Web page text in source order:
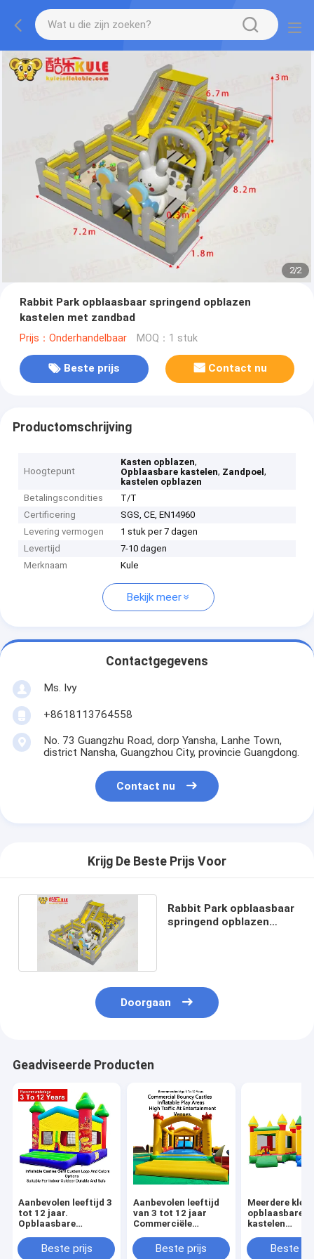
2/2
Rabbit Park opblaasbaar springend opblazen
kastelen met zandbad
Prijs：Onderhandelbaar MOQ：1 stuk
Beste prijs Contact nu
Productomschrijving
Hoogtepunt
Kasten opblazen,
Opblaasbare kastelen, Zandpoel,
kastelen opblazen
Betalingscondities
T/T
Certificering
SGS, CE, EN14960
Levering vermogen
1 stuk per 7 dagen
Levertijd
7-10 dagen
Merknaam
Kule
Bekijk meer
Contactgegevens
Ms. Ivy
+8618113764558
No. 73 Guangzhu Road, dorp Yansha, Lanhe Town,
district Nansha, Guangzhou City, provincie Guangdong.
Contact nu
Krijg De Beste Prijs Voor
Rabbit Park opblaasbaar
springend opblazen
Doorgaan
Geadviseerde Producten
Aanbevolen leeftijd 3
tot 12 jaar.
Opblaasbare
aangepaste logo- en
kleuropties. Geschikt
Beste prijs
Aanbevolen leeftijd
van 3 tot 12 jaar
Commerciële
opblaasbare
speelruimten
Beste prijs
Meerdere
opblaasbare
kastelen
opvouwbaar
gemakkelijk
Beste